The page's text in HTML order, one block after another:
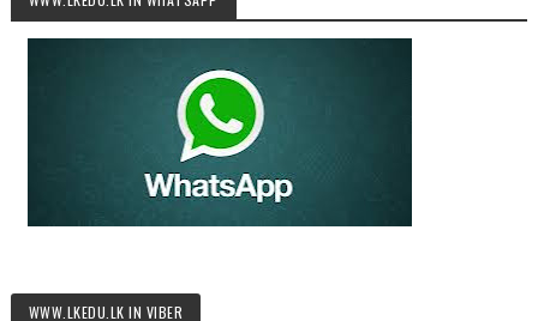
WWW.LKEDU.LK IN VIBER